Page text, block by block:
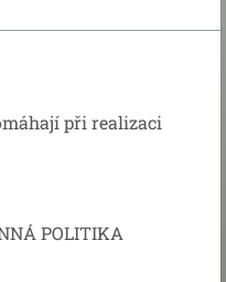
při realizaci
POLITIKA